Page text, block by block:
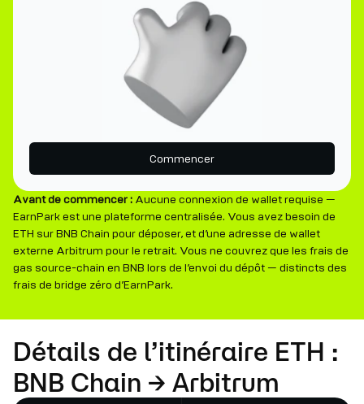
Commencer
Avant de commencer : Aucune connexion de wallet requise —
EarnPark est une plateforme centralisée. Vous avez besoin de
ETH sur BNB Chain pour déposer, et d’une adresse de wallet
externe Arbitrum pour le retrait. Vous ne couvrez que les frais de
gas source-chain en BNB lors de l’envoi du dépôt — distincts des
frais de bridge zéro d’EarnPark.
Détails de l’itinéraire ETH :
BNB Chain → Arbitrum